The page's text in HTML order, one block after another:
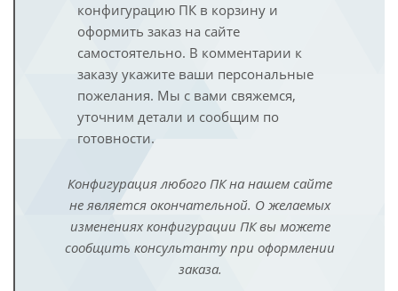
конфигурацию ПК в корзину и
оформить заказ на сайте
самостоятельно. В комментарии к
заказу укажите ваши персональные
пожелания. Мы с вами свяжемся,
уточним детали и сообщим по
готовности.
Конфигурация любого ПК на нашем сайте
не является окончательной. О желаемых
изменениях конфигурации ПК вы можете
сообщить консультанту при оформлении
заказа.